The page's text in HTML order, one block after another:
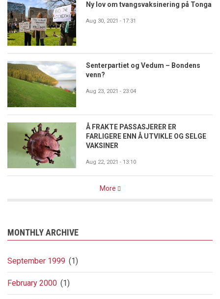
Ny lov om tvangsvaksinering på Tonga
Aug 30, 2021 - 17:31
Senterpartiet og Vedum – Bondens
venn?
Aug 23, 2021 - 23:04
Å FRAKTE PASSASJERER ER
FARLIGERE ENN Å UTVIKLE OG SELGE
VAKSINER
Aug 22, 2021 - 13:10
More
MONTHLY ARCHIVE
September 1999 (1)
February 2000 (1)